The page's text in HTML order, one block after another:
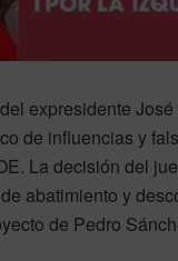
expresidente
de influencias y
La decisión del
abatimiento y
de Pedro